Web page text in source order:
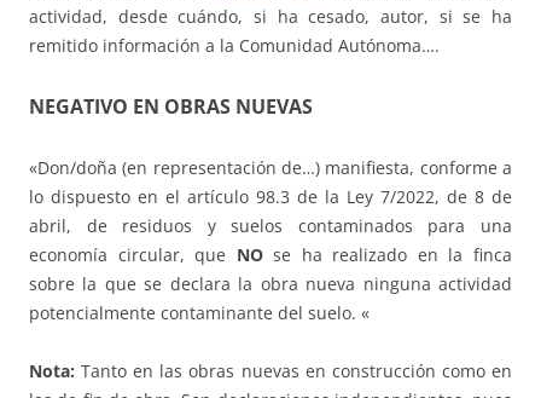
actividad, desde cuándo, si ha cesado, autor, si se ha
remitido información a la Comunidad Autónoma….
NEGATIVO EN OBRAS NUEVAS
«Don/doña (en representación de…) manifiesta, conforme a
lo dispuesto en el artículo 98.3 de la Ley 7/2022, de 8 de
abril, de residuos y suelos contaminados para una
economía circular, que NOse ha realizado en la finca
sobre la que se declara la obra nueva ninguna actividad
potencialmente contaminante del suelo. «
Nota: Tanto en las obras nuevas en construcción como en